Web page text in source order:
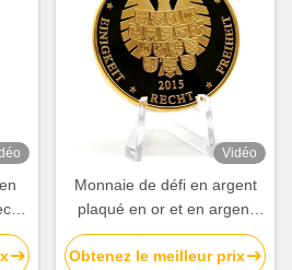
la
Vidéo
Monnaie de défi en argent
plaqué en or et en argent
plaqué en argent
Obtenez le meilleur prix